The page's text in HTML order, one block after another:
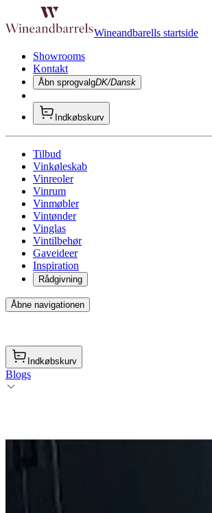
Wineandbarells startside
Showrooms
Kontakt
Åbn sprogvalgDK/Dansk
Indkøbskurv
Tilbud
Vinkøleskab
Vinreoler
Vinrum
Vinmøbler
Vintønder
Vinglas
Vintilbehør
Gaveideer
Inspiration
Rådgivning
Åbne navigationen
Indkøbskurv
Blogs